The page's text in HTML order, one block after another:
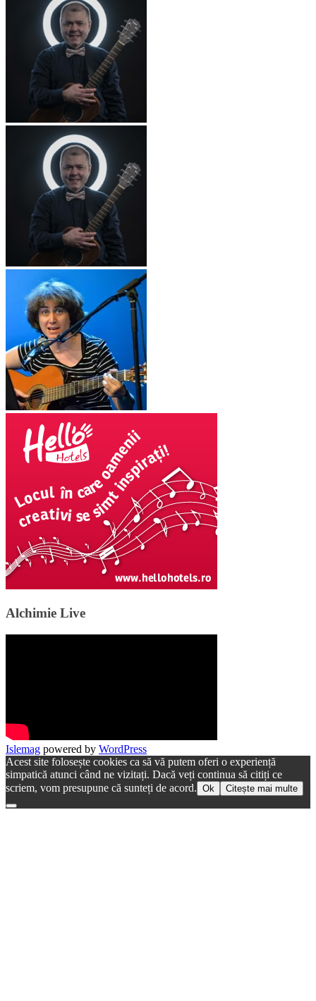
Alchimie Live
Islemag powered by WordPress
Acest site folosește cookies ca să vă putem oferi o experiență
simpatică atunci când ne vizitați. Dacă veți continua să citiți ce
scriem, vom presupune că sunteți de acord. Ok Citește mai multe